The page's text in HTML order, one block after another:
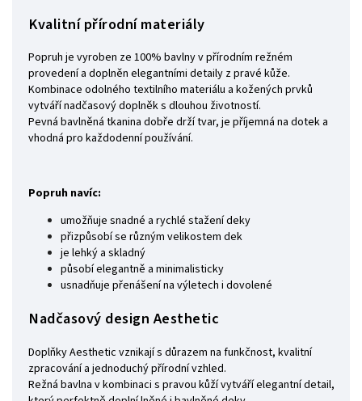
Kvalitní přírodní materiály
Popruh je vyroben ze 100% bavlny v přírodním režném
provedení a doplněn elegantními detaily z pravé kůže.
Kombinace odolného textilního materiálu a kožených prvků
vytváří nadčasový doplněk s dlouhou životností.
Pevná bavlněná tkanina dobře drží tvar, je příjemná na dotek a
vhodná pro každodenní používání.
Popruh navíc:
umožňuje snadné a rychlé stažení deky
přizpůsobí se různým velikostem dek
je lehký a skladný
působí elegantně a minimalisticky
usnadňuje přenášení na výletech i dovolené
Nadčasový design Aesthetic
Doplňky Aesthetic vznikají s důrazem na funkčnost, kvalitní
zpracování a jednoduchý přírodní vzhled.
Režná bavlna v kombinaci s pravou kůží vytváří elegantní detail,